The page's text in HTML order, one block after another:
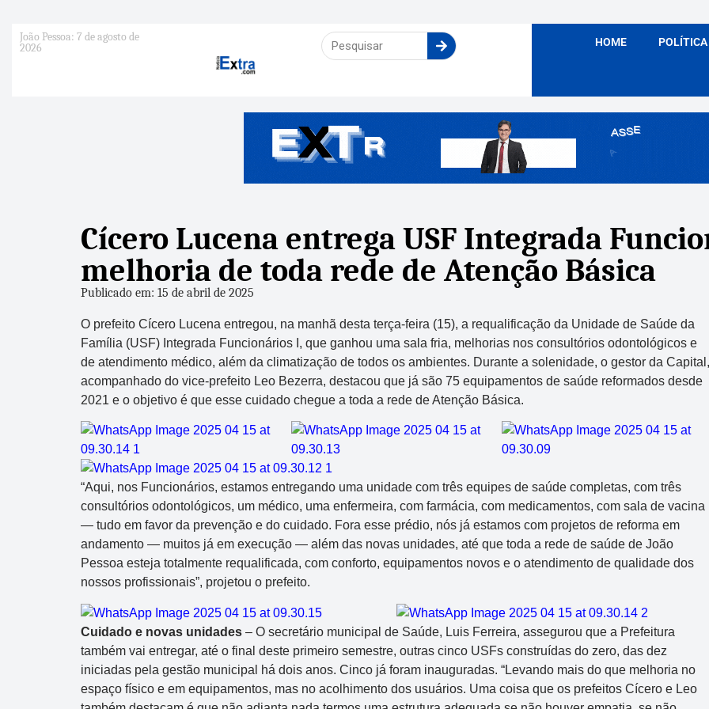
João Pessoa: 7 de agosto de
2026
HOME POLÍTICA
Cícero Lucena entrega USF Integrada
melhoria de toda rede de Atenção Básica
Publicado em: 15 de abril de 2025
O prefeito Cícero Lucena entregou, na manhã desta terça-feira (15), a requalificação da Unidade de Saúde da
Família (USF) Integrada Funcionários I, que ganhou uma sala fria, melhorias nos consultórios odontológicos e
de atendimento médico, além da climatização de todos os ambientes. Durante a solenidade, o gestor da Capital,
acompanhado do vice-prefeito Leo Bezerra, destacou que já são 75 equipamentos de saúde reformados desde
2021 e o objetivo é que esse cuidado chegue a toda a rede de Atenção Básica.
“Aqui, nos Funcionários, estamos entregando uma unidade com três equipes de saúde completas, com três
consultórios odontológicos, um médico, uma enfermeira, com farmácia, com medicamentos, com sala de vacina
— tudo em favor da prevenção e do cuidado. Fora esse prédio, nós já estamos com projetos de reforma em
andamento — muitos já em execução — além das novas unidades, até que toda a rede de saúde de João
Pessoa esteja totalmente requalificada, com conforto, equipamentos novos e o atendimento de qualidade dos
nossos profissionais”, projetou o prefeito.
Cuidado e novas unidades – O secretário municipal de Saúde, Luis Ferreira, assegurou que a Prefeitura
também vai entregar, até o final deste primeiro semestre, outras cinco USFs construídas do zero, das dez
iniciadas pela gestão municipal há dois anos. Cinco já foram inauguradas. “Levando mais do que melhoria no
espaço físico e em equipamentos, mas no acolhimento dos usuários. Uma coisa que os prefeitos Cícero e Leo